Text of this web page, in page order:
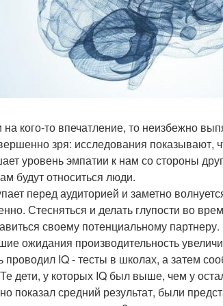
на кого-то впечатление, то неизбежно
зря: исследования показывают,
уровень эмпатии к нам со стороны
будут относиться люди.
перед аудиторией и заметно
Стесняться и делать глупости во
своему потенциальному партнеру.
ожидания производительность
проводил IQ - тесты в школах, а затем
дети, у которых IQ был выше, чем у
показал средний результат, были